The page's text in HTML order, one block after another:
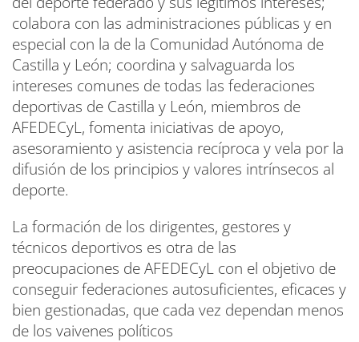
colabora con las administraciones públicas y en
especial con la de la Comunidad Autónoma de
Castilla y León; coordina y salvaguarda los
intereses comunes de todas las federaciones
deportivas de Castilla y León, miembros de
AFEDECyL, fomenta iniciativas de apoyo,
asesoramiento y asistencia recíproca y vela por la
difusión de los principios y valores intrínsecos al
deporte.
La formación de los dirigentes, gestores y
técnicos deportivos es otra de las
preocupaciones de AFEDECyL con el objetivo de
conseguir federaciones autosuficientes, eficaces y
bien gestionadas, que cada vez dependan menos
de los vaivenes políticos